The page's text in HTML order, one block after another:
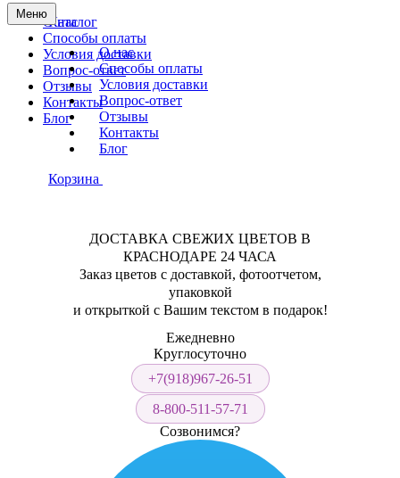
Меню
О нас
Способы оплаты
Условия доставки
Вопрос-ответ
Отзывы
Контакты
Блог
Каталог
О нас
Способы оплаты
Условия доставки
Вопрос-ответ
Отзывы
Контакты
Блог
Корзина
ДОСТАВКА СВЕЖИХ ЦВЕТОВ В
КРАСНОДАРЕ 24 ЧАСА
Заказ цветов с доставкой, фотоотчетом,
упаковкой
и открыткой с Вашим текстом в подарок!
Ежедневно
Круглосуточно
+7(918)967-26-51
8-800-511-57-71
Созвонимся?